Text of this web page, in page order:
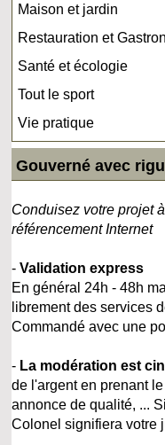
Maison et jardin
Restauration et
Santé et écologie
Tout le sport
Vie pratique
Gouverné avec
Conduisez votre projet
référencement Internet
-Validation express
En général 24h - 48h
librement des services
Commandé avec une
- La modération est
de l'argent en prenant
annonce de qualité, ...
Colonel signifiera votre